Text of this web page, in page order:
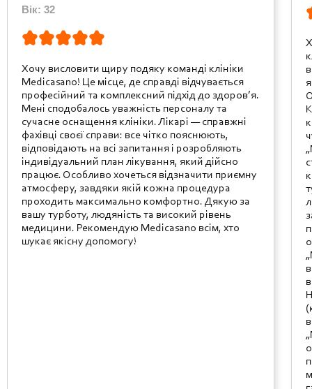
Вік: 32
Хочу висловити щиру подяку команді клініки
Medicasano! Це місце, де справді відчувається
професійний та комплексний підхід до здоров’я.
Мені сподобалось уважність персоналу та
сучасне оснащення клініки. Лікарі — справжні
фахівці своєї справи: все чітко пояснюють,
відповідають на всі запитання і розробляють
індивідуальний план лікування, який дійсно
працює. Особливо хочеться відзначити приємну
атмосферу, завдяки якій кожна процедура
проходить максимально комфортно. Дякую за
вашу турботу, людяність та високий рівень
медицини. Рекомендую Medicasano всім, хто
шукає якісну допомогу!